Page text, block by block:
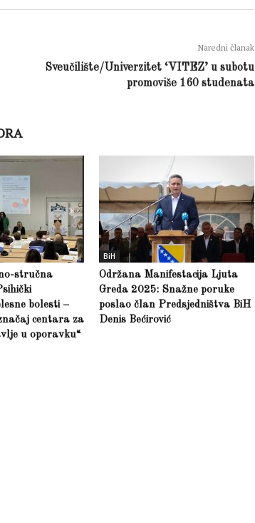
Naredni članak
Sveučilište/Univerzitet ‘VITEZ’ u subotu
promoviše 160 studenata
stručna
bolesti –
centara za
u oporavku“
BiH
Održana Manifestacija Ljuta
Greda 2025: Snažne poruke
poslao član Predsjedništva BiH
Denis Bećirović